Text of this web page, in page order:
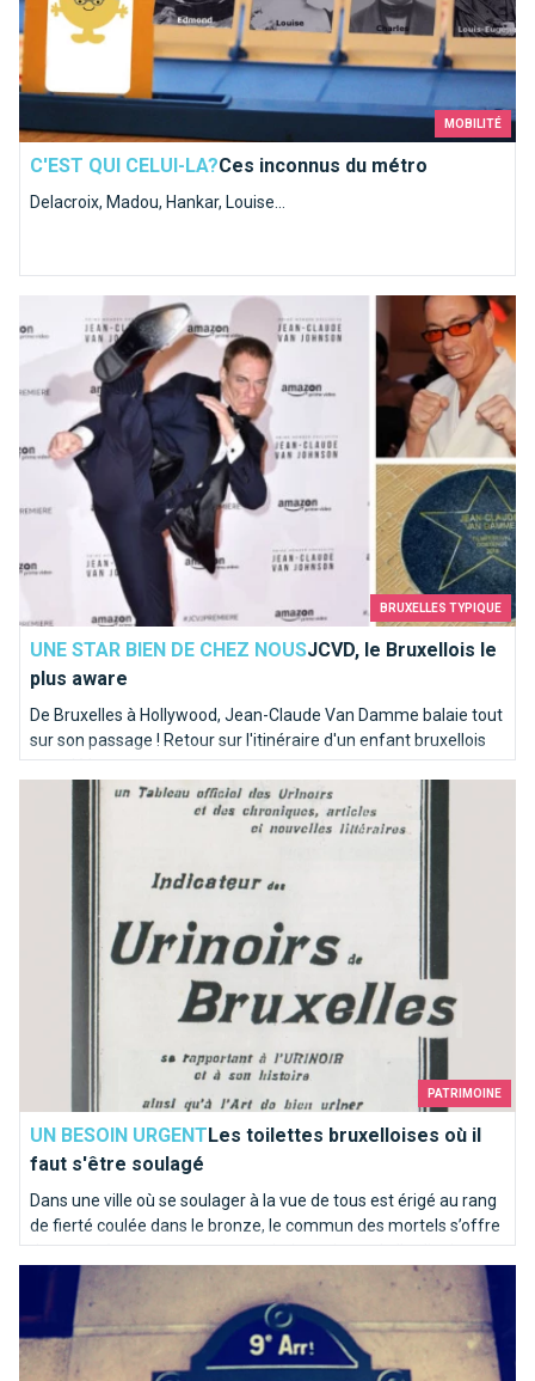
MOBILITÉ
C'EST QUI CELUI-LA?Ces inconnus du métro
Delacroix, Madou, Hankar, Louise...
BRUXELLES TYPIQUE
UNE STAR BIEN DE CHEZ NOUSJCVD, le Bruxellois le
plus aware
De Bruxelles à Hollywood, Jean-Claude Van Damme balaie tout
sur son passage ! Retour sur l'itinéraire d'un enfant bruxellois
musclé !
JCVD, le Bruxellois le plus aware
PATRIMOINE
UN BESOIN URGENTLes toilettes bruxelloises où il
faut s'être soulagé
Dans une ville où se soulager à la vue de tous est érigé au rang
de fierté coulée dans le bronze, le commun des mortels s’offre
de temps à autre une pause sanitaire qui sort de l’ordinaire.
Sélection d’adresses pour vos petits besoins...
Les toilettes bruxelloises où il faut s'être soulagé
Paris, c’est Bruxelles : la preuve !